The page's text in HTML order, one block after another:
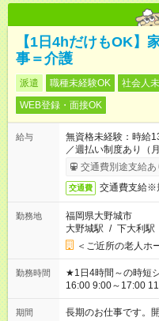
【1日4hだけもOK
事＝介護
派遣 職種未経験OK 社会人
WEB登録・面接OK
給与
無資格未経験：時
／週払い制度あり（
了次第のお支払いと
交通費別途支給あ
交通費 交通費支給※
勤務地
福岡県大野城市
大野城駅 / 下大利駅
＜ご近所の老人ホ
勤務時間
★1日4時間～の時短シフトOK ★スタート時間
16:00 9:00～17:00 11:00
場合、他のお仕事と
ん ※法令に基づき、
期間 長期のお仕事です。